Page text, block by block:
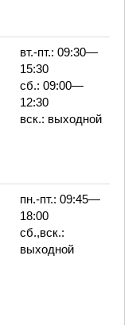
вт.-пт.: 09:30—
15:30
сб.: 09:00—
12:30
вск.: выходной
пн.-пт.: 09:45—
18:00
сб.,вск.:
выходной